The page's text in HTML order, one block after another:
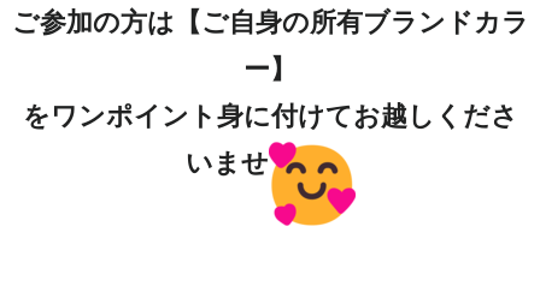
ご参加の方は【ご自身の所有ブランドカラ
ー】
をワンポイント身に付けてお越しくださ
いませ